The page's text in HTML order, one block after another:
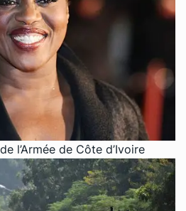
l’Armée de Côte d’Ivoire